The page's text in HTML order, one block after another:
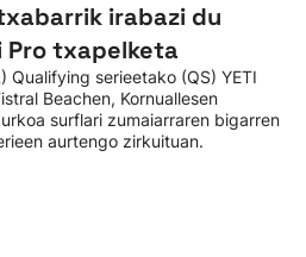
irabazi du
Pro txapelketa
Qualifying serieetako (QS) YETI
Beachen, Kornuallesen
surflari zumaiarraren bigarren
aurtengo zirkuituan.